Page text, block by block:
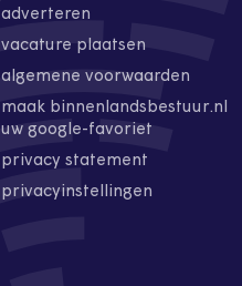
adverteren
vacature plaatsen
algemene voorwaarden
maak binnenlandsbestuur.nl
uw google-favoriet
privacy statement
privacyinstellingen